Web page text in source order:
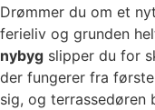
Drømmer du om et
ferieliv og grunden
nybyg slipper du for
der fungerer fra
sig, og terrassedøren